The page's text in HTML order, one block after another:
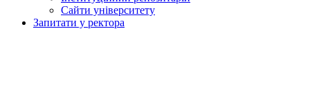
Сайти університету
Запитати у ректора